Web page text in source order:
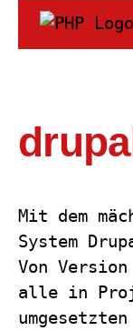
Mit dem
System
Von
alle in